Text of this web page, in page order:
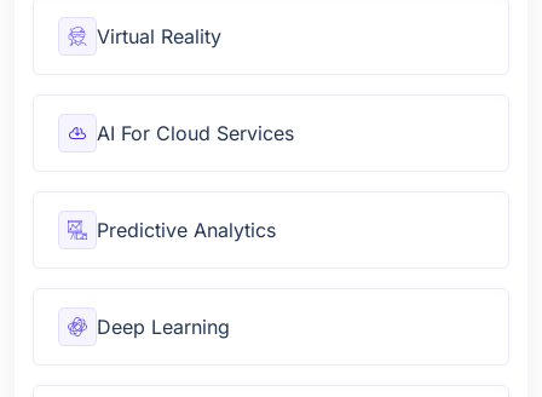
Virtual Reality
AI For Cloud Services
Predictive Analytics
Deep Learning